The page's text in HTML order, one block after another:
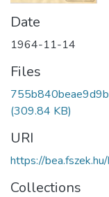
Date
1964-11-14
Files
(309.84 KB)
URI
https://
Collections